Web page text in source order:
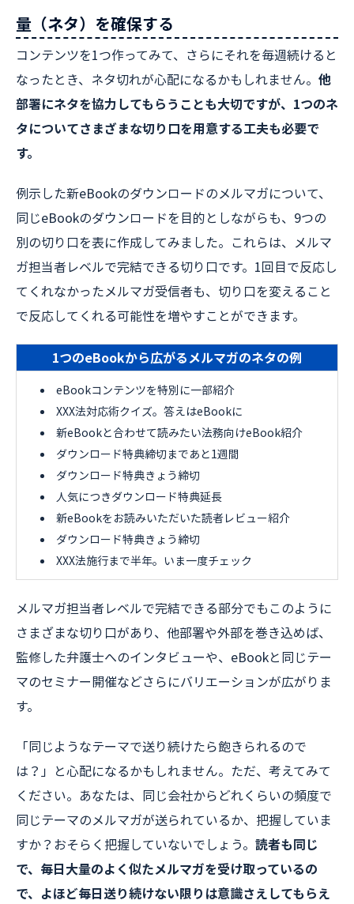
量（ネタ）を確保する
コンテンツを1つ作ってみて、さらにそれを毎週続けると
なったとき、ネタ切れが心配になるかもしれません。 他
部署にネタを協力してもらうことも大切ですが、1つのネ
タについてさまざまな切り口を用意する工夫も必要で
す。
例示した新eBookのダウンロードのメルマガについて、
同じeBookのダウンロードを目的としながらも、9つの
別の切り口を表に作成してみました。これらは、メルマ
ガ担当者レベルで完結できる切り口です。1回目で反応し
てくれなかったメルマガ受信者も、切り口を変えること
で反応してくれる可能性を増やすことができます。
1つのeBookから広がるメルマガのネタの例
eBookコンテンツを特別に一部紹介
XXX法対応術クイズ。答えはeBookに
新eBookと合わせて読みたい法務向けeBook紹介
ダウンロード特典締切まであと1週間
ダウンロード特典きょう締切
人気につきダウンロード特典延長
新eBookをお読みいただいた読者レビュー紹介
ダウンロード特典きょう締切
XXX法施行まで半年。いま一度チェック
メルマガ担当者レベルで完結できる部分でもこのように
さまざまな切り口があり、他部署や外部を巻き込めば、
監修した弁護士へのインタビューや、eBookと同じテー
マのセミナー開催などさらにバリエーションが広がりま
す。
「同じようなテーマで送り続けたら飽きられるので
は？」と心配になるかもしれません。ただ、考えてみて
ください。あなたは、同じ会社からどれくらいの頻度で
同じテーマのメルマガが送られているか、把握していま
すか？おそらく把握していないでしょう。 読者も同じ
で、毎日大量のよく似たメルマガを受け取っているの
で、よほど毎日送り続けない限りは意識さえしてもらえ